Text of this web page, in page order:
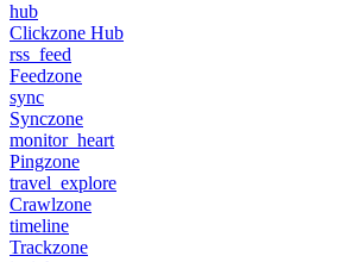
hub
Clickzone Hub
rss_feed
Feedzone
sync
Synczone
monitor_heart
Pingzone
travel_explore
Crawlzone
timeline
Trackzone